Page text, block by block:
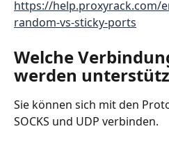
https://help.proxyrack.com/
random-vs-sticky-ports
Welche
werden
Sie können sich mit den
SOCKS und UDP verbinden.